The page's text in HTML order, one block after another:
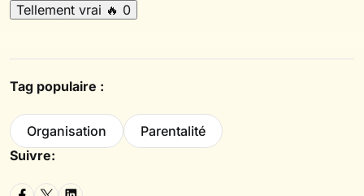
Tellement vrai 🔥 0
Tag populaire :
Organisation
Parentalité
Suivre: